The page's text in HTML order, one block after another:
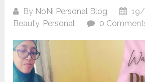
By NoNi Personal Blog
Beauty, Personal 0